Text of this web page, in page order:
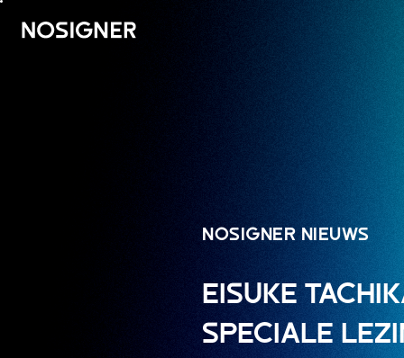
HOME
NOSIGNER NIEUWS
EISUKE
SPECIALE